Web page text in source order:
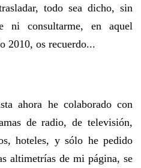
todo sea dicho, sin
ni consultarme, en aquel
2010, os recuerdo...
ahora he colaborado con
de radio, de televisión,
hoteles, y sólo he pedido
altimetrías de mi página, se